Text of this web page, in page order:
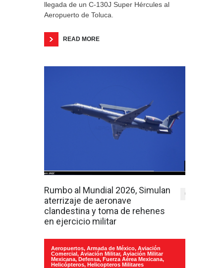
llegada de un C-130J Super Hércules al
Aeropuerto de Toluca.
READ MORE
Rumbo al Mundial 2026, Simulan
aterrizaje de aeronave
clandestina y toma de rehenes
en ejercicio militar
0
Aeropuertos, Armada de México, Aviación
Comercial, Aviación Militar, Aviación Militar
Mexicana, Defensa, Fuerza Aérea Mexicana,
Helicópteros, Helicopteros Militares